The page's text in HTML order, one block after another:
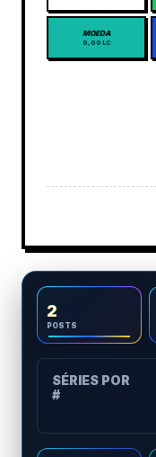
MOEDA
0,00 LC
2
POSTS
SÉRIES POR
#